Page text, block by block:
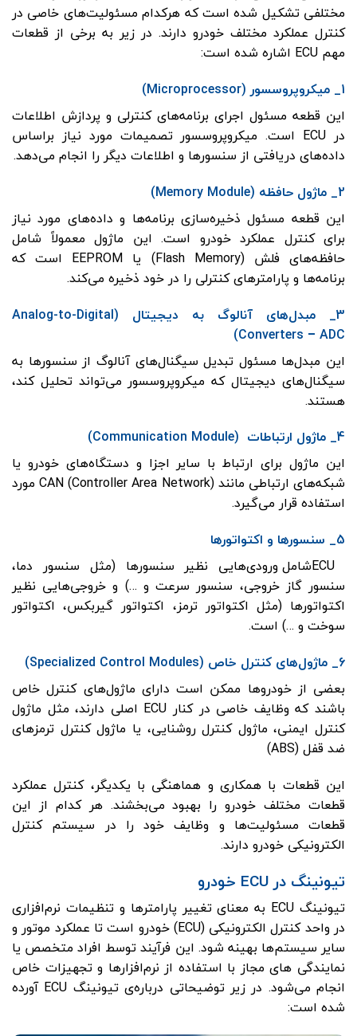
مختلفی تشکیل شده است که هرکدام مسئولیت‌های خاصی در
کنترل عملکرد مختلف خودرو دارند. در زیر به برخی از قطعات
مهم ECU اشاره شده است:
1_ میکروپروسسور (Microprocessor)
این قطعه مسئول اجرای برنامه‌های کنترلی و پردازش اطلاعات
در ECU است. میکروپروسسور تصمیمات مورد نیاز براساس
داده‌های دریافتی از سنسورها و اطلاعات دیگر را انجام می‌دهد.
2_ ماژول حافظه (Memory Module)
این قطعه مسئول ذخیره‌سازی برنامه‌ها و داده‌های مورد نیاز
برای کنترل عملکرد خودرو است. این ماژول معمولاً شامل
حافظه‌های فلش (Flash Memory) یا EEPROM است که
برنامه‌ها و پارامترهای کنترلی را در خود ذخیره می‌کند.
3_ مبدل‌های آنالوگ به دیجیتال (Analog-to-Digital
Converters – ADC)
این مبدل‌ها مسئول تبدیل سیگنال‌های آنالوگ از سنسورها به
سیگنال‌های دیجیتال که میکروپروسسور می‌تواند تحلیل کند،
هستند.
4_ ماژول ارتباطات (Communication Module)
این ماژول برای ارتباط با سایر اجزا و دستگاه‌های خودرو یا
شبکه‌های ارتباطی مانند CAN (Controller Area Network) مورد
استفاده قرار می‌گیرد.
5_ سنسورها و اکتواتورها
ECUشامل ورودی‌هایی نظیر سنسورها (مثل سنسور دما،
سنسور گاز خروجی، سنسور سرعت و …) و خروجی‌هایی نظیر
اکتواتورها (مثل اکتواتور ترمز، اکتواتور گیربکس، اکتواتور
سوخت و …) است.
6_ ماژول‌های کنترل خاص (Specialized Control Modules)
بعضی از خودروها ممکن است دارای ماژول‌های کنترل خاص
باشند که وظایف خاصی در کنار ECU اصلی دارند، مثل ماژول
کنترل ایمنی، ماژول کنترل روشنایی، یا ماژول کنترل ترمزهای
ضد قفل (ABS)
این قطعات با همکاری و هماهنگی با یکدیگر، کنترل عملکرد
قطعات مختلف خودرو را بهبود می‌بخشند. هر کدام از این
قطعات مسئولیت‌ها و وظایف خود را در سیستم کنترل
الکترونیکی خودرو دارند.
تیونینگ در ECU خودرو
تیونینگ ECU به معنای تغییر پارامترها و تنظیمات نرم‌افزاری
در واحد کنترل الکترونیکی (ECU) خودرو است تا عملکرد موتور و
سایر سیستم‌ها بهینه شود. این فرآیند توسط افراد متخصص یا
نمایندگی های مجاز با استفاده از نرم‌افزارها و تجهیزات خاص
انجام می‌شود. در زیر توضیحاتی درباره‌ی تیونینگ ECU آورده
شده است: